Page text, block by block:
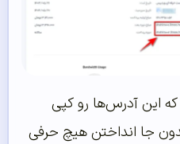
که این آدرس‌ها رو کپی
جا انداختن هیچ حرفی